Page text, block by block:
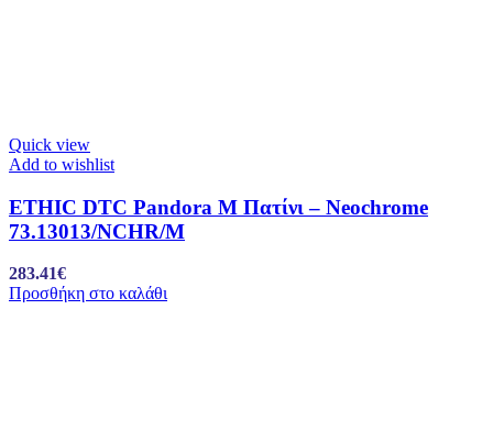
Quick view
Add to wishlist
ETHIC DTC Pandora M Πατίνι – Neochrome
73.13013/NCHR/M
283.41€
Προσθήκη στο καλάθι